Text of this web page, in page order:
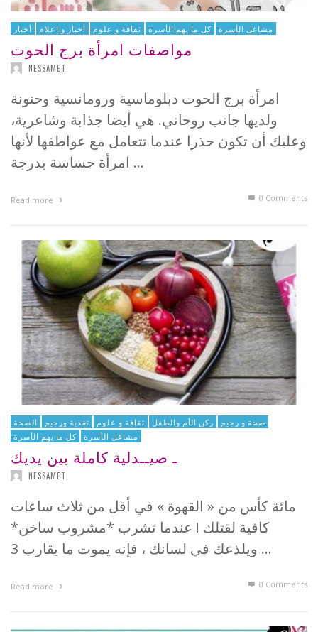
أخبار أخبار و إعلام ثقافة و علوم كل ما يهم الأسرة مشاغل الأسرة
مواصفات امرأة برج الحوت
NESSAMET
امرأة برج الحوت دبلوماسية ورومانسية وحنونة
ولديها جانب روحاني. هي أيضا جذابة وشاعرية،
وعليك أن تكون حذرا عندما تتعامل مع عواطفها لأنها
امرأة حساسة بدرجة …
Read more 0 Comments
الصحة تغذية ورجيم ثقافة و علوم ركن الأم والطفل
صحة و رجيم
كل ما يهم الأسرة
مشاغل الأسرة
ـ صيــدلية كاملة بين يديك
NESSAMET
مائة كأس من « القهوة » في أقل من ثلاث ساعات
كافية لقتلك ! عندما تشرب *مشروب ساخن*
ويلذعك في لسانك ، فإنه يموت ما يقارب 3 …
Read more 0 Comments